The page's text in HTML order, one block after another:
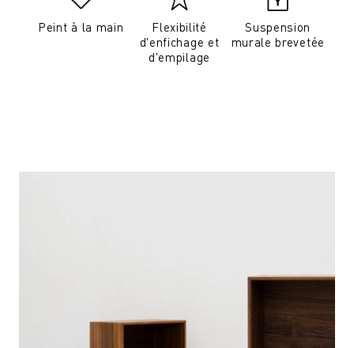
Peint à la main
Flexibilité
d'enfichage et
d'empilage
Suspension
murale brevetée